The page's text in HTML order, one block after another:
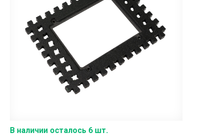
В наличии осталось 6 шт.